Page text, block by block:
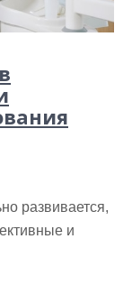
развивается,
и